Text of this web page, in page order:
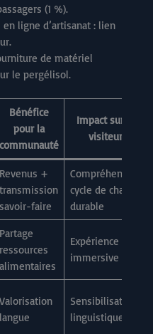
(1 %).
ligne d’artisanat : lien
de matériel
le pergélisol.
Bénéfice
pour la
communauté
Impact sur le
visiteur
Revenus +
transmission
savoir-faire
Compréhension
cycle de chasse
durable
Partage
ressources
alimentaires
Expérience
immersive
Valorisation
langue
Sensibilisation
linguistique